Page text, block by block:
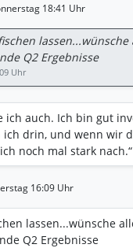
18:41 Uhr
Q2 Ergebnisse
Uhr
ich auch. Ich bin gut
ich drin, und wenn wir
noch mal stark
16:09 Uhr
lassen...wünsche
Q2 Ergebnisse